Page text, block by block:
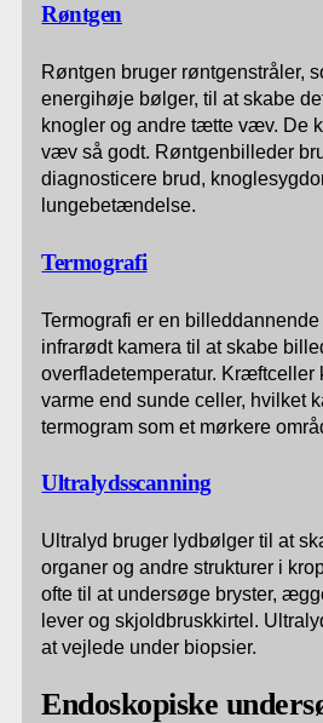
Røntgen
Røntgen bruger røntgenstråler,
energihøje bølger, til at skabe
knogler og andre tætte væv. De
væv så godt. Røntgenbilleder
diagnosticere brud,
lungebetændelse.
Termografi
Termografi er en
infrarødt kamera til at skabe
overfladetemperatur. Kræftceller
varme end sunde celler, hvilket
termogram som et mørkere
Ultralydsscanning
Ultralyd bruger lydbølger til at
organer og andre strukturer i
ofte til at undersøge bryster,
lever og skjoldbruskkirtel.
at vejlede under biopsier.
Endoskopiske